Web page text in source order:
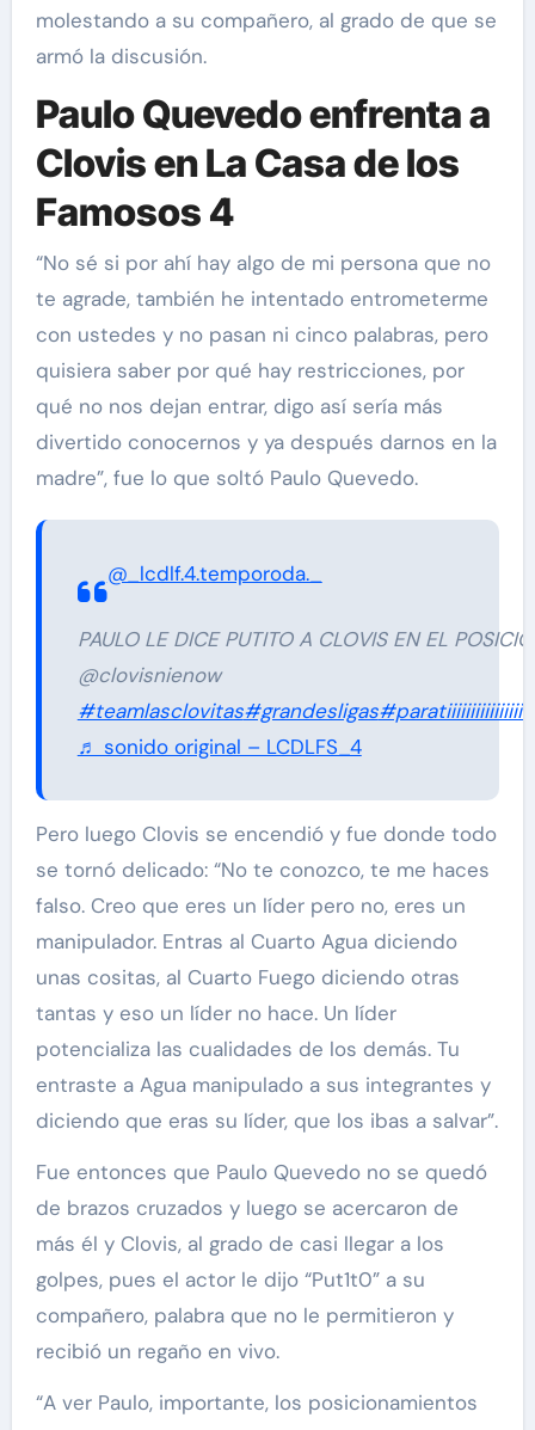
molestando a su compañero, al grado de que se
armó la discusión.
Paulo Quevedo enfrenta a
Clovis en La Casa de los
Famosos 4
“No sé si por ahí hay algo de mi persona que no
te agrade, también he intentado entrometerme
con ustedes y no pasan ni cinco palabras, pero
quisiera saber por qué hay restricciones, por
qué no nos dejan entrar, digo así sería más
divertido conocernos y ya después darnos en la
madre”, fue lo que soltó Paulo Quevedo.
@_lcdlf.4.temporoda._
PAULO LE DICE PUTITO A CLOVIS EN EL
@clovisnienow
#teamlasclovitas#grandesligas
♬ sonido original – LCDLFS_4
Pero luego Clovis se encendió y fue donde todo
se tornó delicado: “No te conozco, te me haces
falso. Creo que eres un líder pero no, eres un
manipulador. Entras al Cuarto Agua diciendo
unas cositas, al Cuarto Fuego diciendo otras
tantas y eso un líder no hace. Un líder
potencializa las cualidades de los demás. Tu
entraste a Agua manipulado a sus integrantes y
diciendo que eras su líder, que los ibas a salvar”.
Fue entonces que Paulo Quevedo no se quedó
de brazos cruzados y luego se acercaron de
más él y Clovis, al grado de casi llegar a los
golpes, pues el actor le dijo “Put1t0” a su
compañero, palabra que no le permitieron y
recibió un regaño en vivo.
“A ver Paulo, importante, los posicionamientos